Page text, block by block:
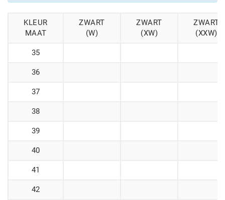
KLEUR
MAAT
ZWART
(W)
ZWART
(XW)
ZWART
(XXW)
35
36
37
38
39
40
41
42